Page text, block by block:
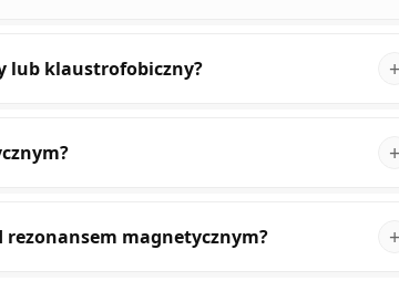
lub klaustrofobiczny?
magnetycznym?